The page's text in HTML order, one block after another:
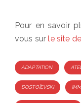
Pour en savoir
vous surle site
Tags
ADAPTATION
DOSTOÏEVSKI